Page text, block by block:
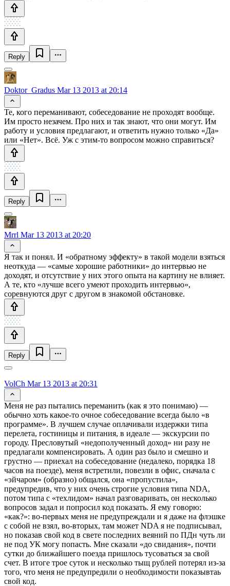
Reply
Doktor_Gradus Mar 13 2013 at 20:14
Те, кого переманивают, собеседование не проходят вообще.
Им просто незачем. Про них и так знают, что они могут. Им
работу и условия предлагают, и ответить нужно только «Да»
или «Нет». Всё. Уж с этим-то вопросом можно справиться?
Reply
Mrrl Mar 13 2013 at 20:20
Я так и понял. И «обратному эффекту» в такой модели взяться
неоткуда — «самые хорошие работники» до интервью не
доходят, и отсутствие у них этого опыта на картину не влияет.
А те, кто «лучше всего умеют проходить интервью»,
соревнуются друг с другом в знакомой обстановке.
Reply
VolCh Mar 13 2013 at 20:31
Меня не раз пытались переманить (как я это понимаю) —
обычно хоть какое-то очное собеседование всегда было «в
программе». В лучшем случае оплачивали издержки типа
перелета, гостиницы и питания, в идеале — экскурсии по
городу. Пресловутый «недополученный доход» ни разу не
предлагали компенсировать. А один раз было и смешно и
грустно — приехал на собеседование (недалеко, порядка 18
часов на поезде), меня встретили, повезли в офис, сначала с
«эйчаром» (образно) общался, она «пропустила»,
предупредив, что у них очень строгие условия типа NDA,
потом типа с «техлидом» начал разговаривать, он несколько
вопросов задал и попросил код показать. Я ему говорю:
«как?»: во-первых меня не предупреждали и я даже на флэшке
с собой не взял, во-вторых, там может NDA я не подписывал,
но показав свой код в свете последних веяний по ПДн чуть ли
не под УК могу попасть. Мне сказали «до свидания», почти
сутки до ближайшего поезда пришлось тусоваться за свой
счет. В итоге трое суток и несколько тыщ рублей потерял из-за
того, что меня не предупредили о необходимости показывтаь
свой код.